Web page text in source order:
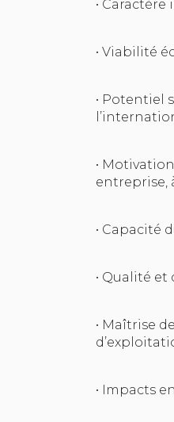
•
• Viabilité
• Potentiel
•
entreprise,
• Capacité
• Qualité
• Maîtrise
• Impacts